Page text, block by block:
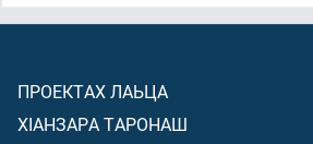
ПРОЕКТАХ ЛАЬЦА
ХIАНЗАРА ТАРОНАШ